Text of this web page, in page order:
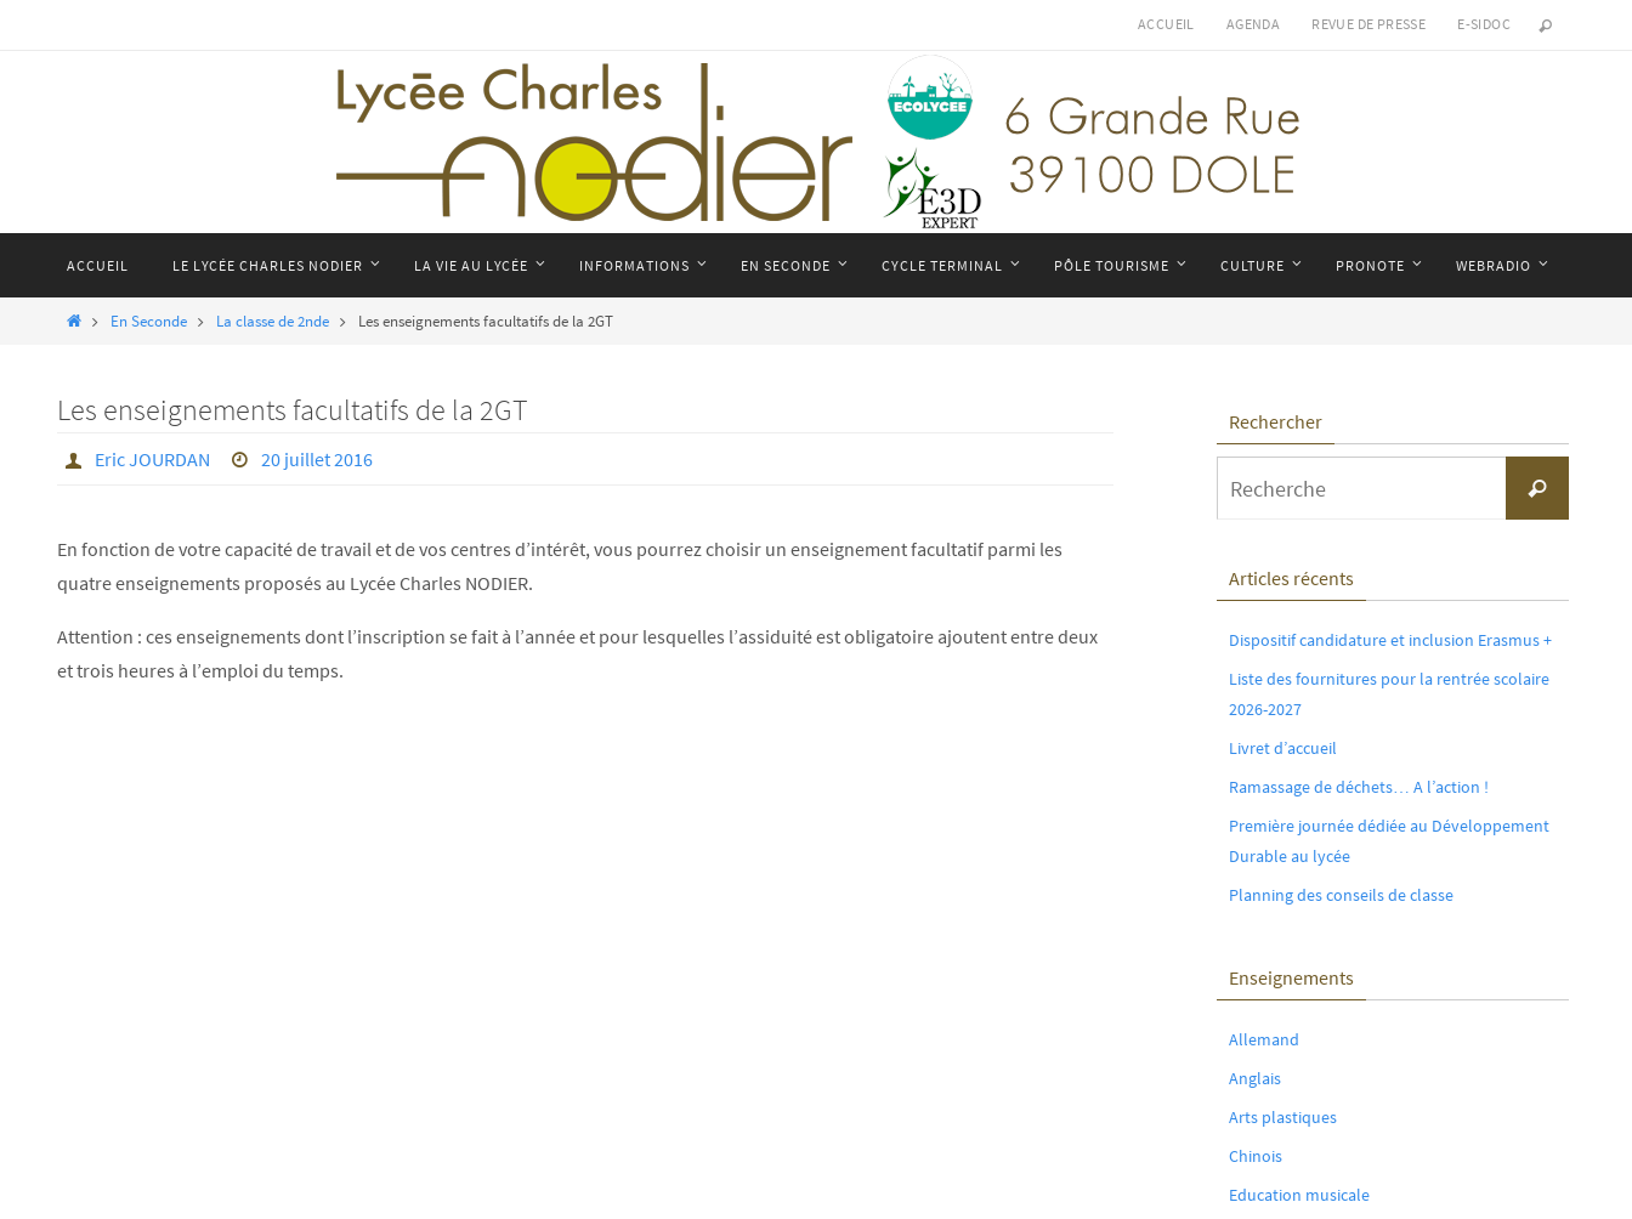
ACCUEIL AGENDA REVUE DE PRESSE E-SIDOC
ACCUEIL LE LYCÉE CHARLES NODIER LA VIE AU LYCÉE INFORMATIONS EN SECONDE CYCLE TERMINAL PÔLE TOURISME CULTURE PRONOTE WEBRADIO
HomeEn Seconde La classe de 2nde Les enseignements facultatifs de la 2GT
Les enseignements facultatifs de la 2GT
Eric JOURDAN 20 juillet 2016
En fonction de votre capacité de travail et de vos centres d’intérêt, vous pourrez choisir un enseignement facultatif parmi les
quatre enseignements proposés au Lycée Charles NODIER.
Attention : ces enseignements dont l’inscription se fait à l’année et pour lesquelles l’assiduité est obligatoire ajoutent entre deux
et trois heures à l’emploi du temps.
Rechercher
Recherche
Articles récents
Dispositif candidature et inclusion Erasmus +
Liste des fournitures pour la rentrée scolaire
2026-2027
Livret d’accueil
Ramassage de déchets… A l’action !
Première journée dédiée au Développement
Durable au lycée
Planning des conseils de classe
Enseignements
Allemand
Anglais
Arts plastiques
Chinois
Education musicale